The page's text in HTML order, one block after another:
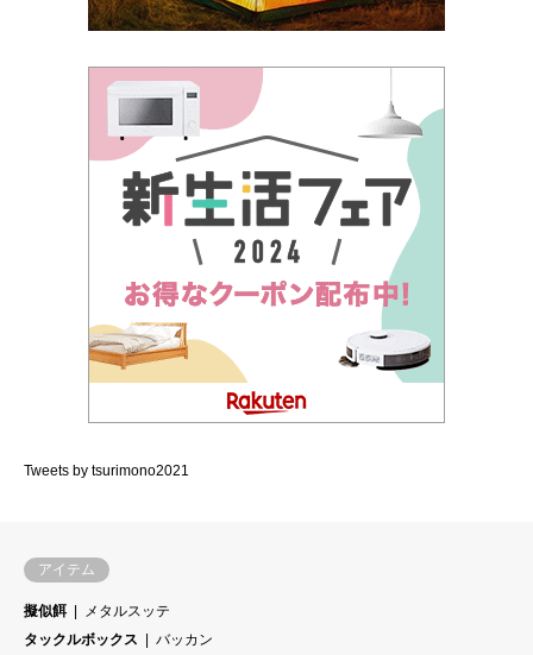
Tweets by tsurimono2021
アイテム
擬似餌
メタルスッテ
タックルボックス
バッカン